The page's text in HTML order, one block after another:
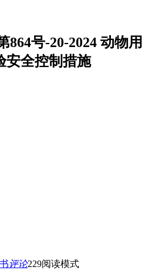
864号-20-2024 动物用
安全控制措施
评论229阅读模式